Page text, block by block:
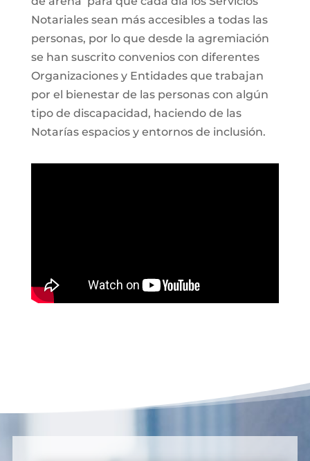
Notariales sean más accesibles a todas las
personas, por lo que desde la agremiación
se han suscrito convenios con diferentes
Organizaciones y Entidades que trabajan
por el bienestar de las personas con algún
tipo de discapacidad, haciendo de las
Notarías espacios y entornos de inclusión.